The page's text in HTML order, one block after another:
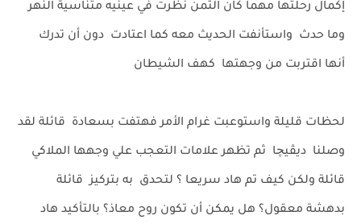
إكمال رحلتها مهما كان الثمن نظرت في عينيه متناسية النهر
وما حدث واستأنفت الحديث معه كما اعتادت دون أن تدرك
أنها اقتربت من وجهتها كهف الشيطان
لحظات قليلة واستوعبت غرام الأمر فهتفت بسعادة قائلة لقد
وصلنا ديڤيچا ثم تظهر علامات التعجب علي وجهها الملاكي
قائلة ولكن كيف تم هاد سريعا ؟ لتحدق به بتركيز قائلة
بدهشة معقول؟ هل يمكن أن تكون روح معاذ؟ بالتأكيد هاد